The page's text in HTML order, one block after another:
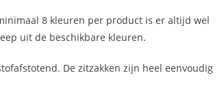
8 kleuren per product is er altijd wel
uit de beschikbare kleuren.
De zitzakken zijn heel eenvoudig